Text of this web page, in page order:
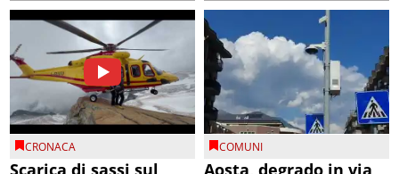
CRONACA
Scarica di sassi sul
COMUNI
Aosta, degrado in via